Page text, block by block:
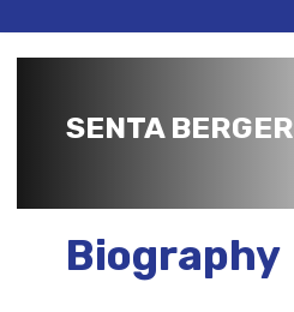
SENTA BERGER
Biography